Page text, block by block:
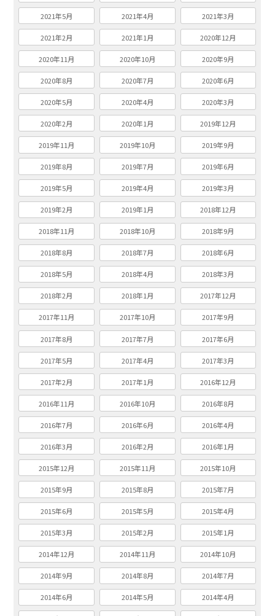
2021年5月 2021年4月 2021年3月
2021年2月 2021年1月 2020年12月
2020年11月 2020年10月 2020年9月
2020年8月 2020年7月 2020年6月
2020年5月 2020年4月 2020年3月
2020年2月 2020年1月 2019年12月
2019年11月 2019年10月 2019年9月
2019年8月 2019年7月 2019年6月
2019年5月 2019年4月 2019年3月
2019年2月 2019年1月 2018年12月
2018年11月 2018年10月 2018年9月
2018年8月 2018年7月 2018年6月
2018年5月 2018年4月 2018年3月
2018年2月 2018年1月 2017年12月
2017年11月 2017年10月 2017年9月
2017年8月 2017年7月 2017年6月
2017年5月 2017年4月 2017年3月
2017年2月 2017年1月 2016年12月
2016年11月 2016年10月 2016年8月
2016年7月 2016年6月 2016年4月
2016年3月 2016年2月 2016年1月
2015年12月 2015年11月 2015年10月
2015年9月 2015年8月 2015年7月
2015年6月 2015年5月 2015年4月
2015年3月 2015年2月 2015年1月
2014年12月 2014年11月 2014年10月
2014年9月 2014年8月 2014年7月
2014年6月 2014年5月 2014年4月